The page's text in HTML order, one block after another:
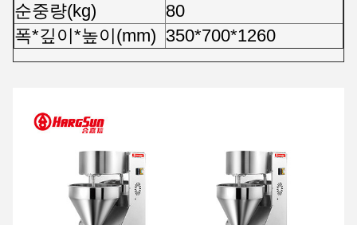
순중량(kg)
80
폭*깊이*높이(mm) 350*700*1260